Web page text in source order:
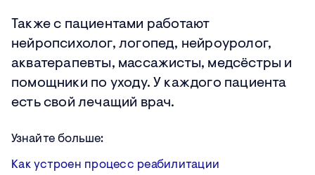
Также с пациентами работают
нейропсихолог, логопед, нейроуролог,
акватерапевты, массажисты, медсёстры и
помощники по уходу. У каждого пациента
есть свой лечащий врач.
Узнайте больше:
Как устроен процесс реабилитации